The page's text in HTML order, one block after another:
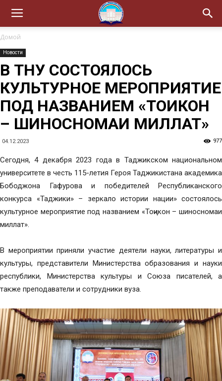
Домой
Новости
В ТНУ СОСТОЯЛОСЬ
КУЛЬТУРНОЕ МЕРОПРИЯТИЕ
ПОД НАЗВАНИЕМ «ТОҶИКОН
– ШИНОСНОМАИ МИЛЛАТ»
04.12.2023 977
Сегодня, 4 декабря 2023 года в Таджикском национальном
университете в честь 115-летия Героя Таджикистана академика
Бободжона Гафурова и победителей Республиканского
конкурса «Таджики» – зеркало истории нации» состоялось
культурное мероприятие под названием «Тоҷикон – шиносномаи
миллат».
В мероприятии приняли участие деятели науки, литературы и
культуры, представители Министерства образования и науки
республики, Министерства культуры и Союза писателей, а
также преподаватели и сотрудники вуза.